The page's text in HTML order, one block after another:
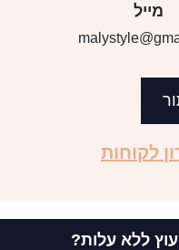
מייל
לקוחות
ללא עלות?